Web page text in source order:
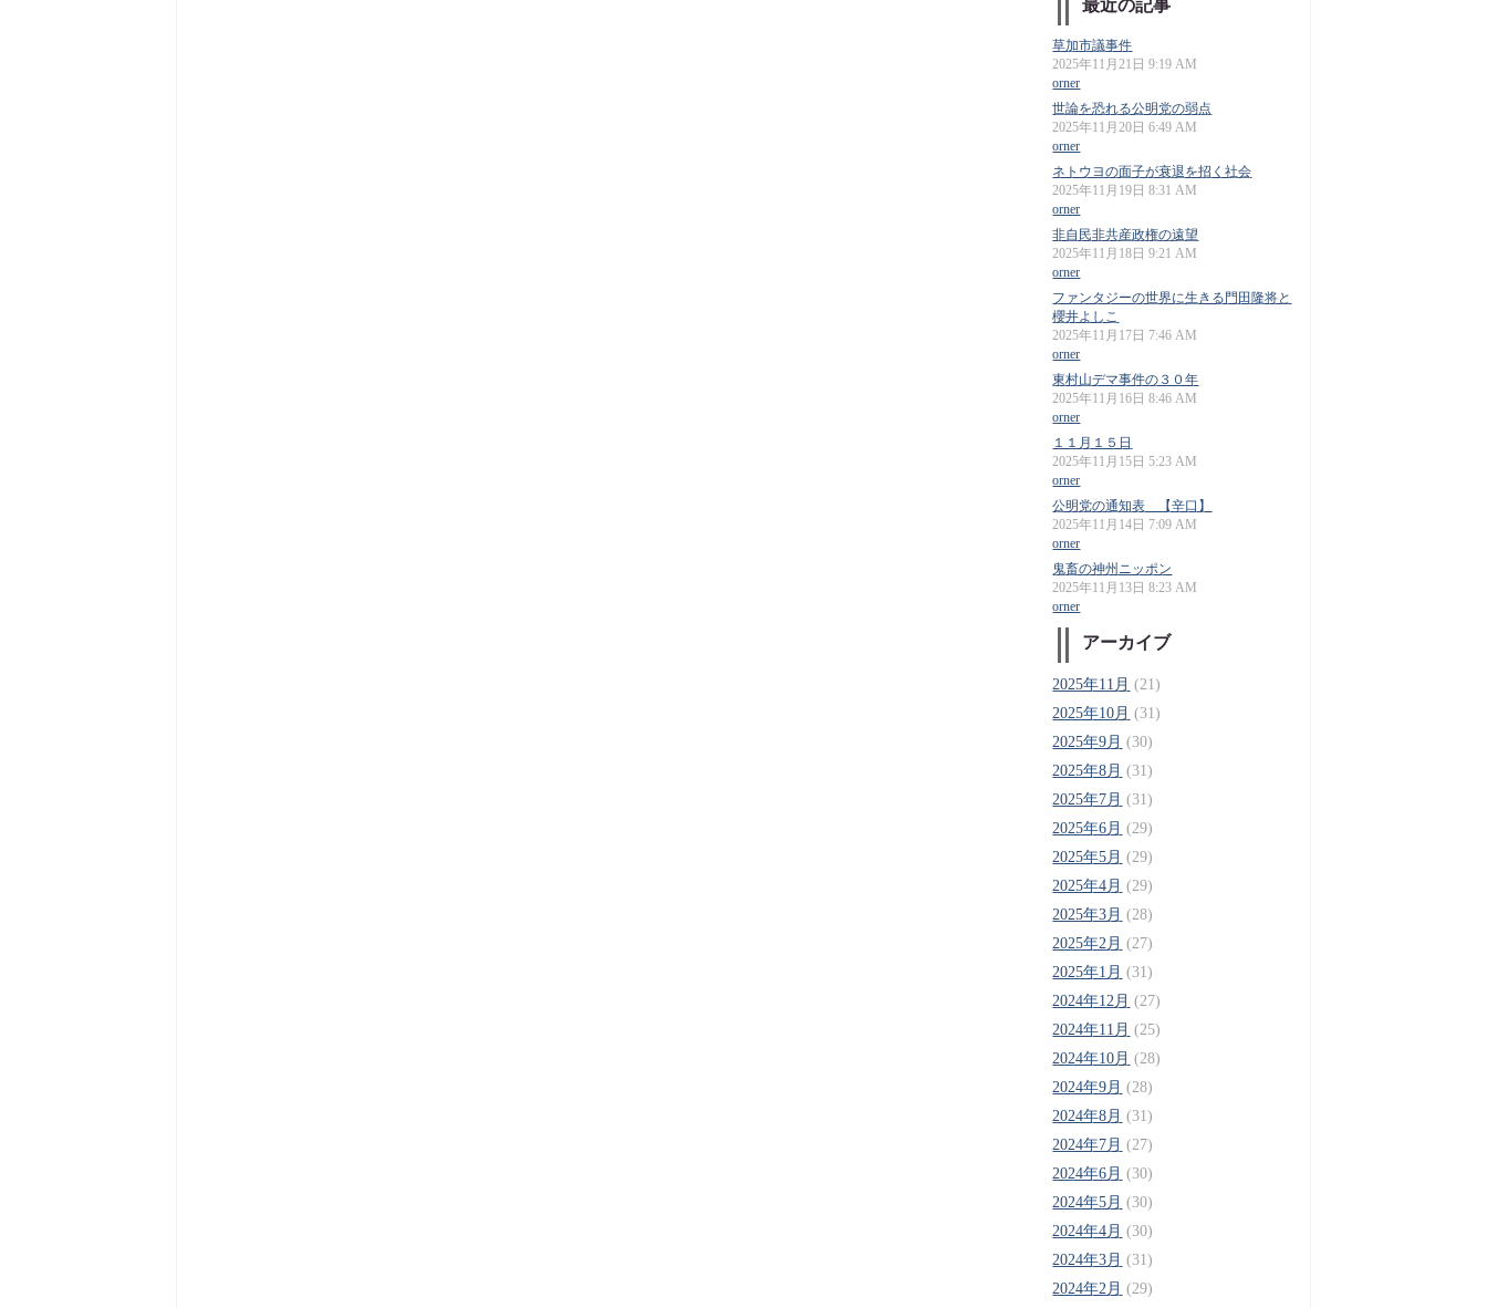
最近の記事
草加市議事件
2025年11月21日 9:19 AM
orner
世論を恐れる公明党の弱点
2025年11月20日 6:49 AM
orner
ネトウヨの面子が衰退を招く社会
2025年11月19日 8:31 AM
orner
非自民非共産政権の遠望
2025年11月18日 9:21 AM
orner
ファンタジーの世界に生きる門田隆将と
櫻井よしこ
2025年11月17日 7:46 AM
orner
東村山デマ事件の３０年
2025年11月16日 8:46 AM
orner
１１月１５日
2025年11月15日 5:23 AM
orner
公明党の通知表 【辛口】
2025年11月14日 7:09 AM
orner
鬼畜の神州ニッポン
2025年11月13日 8:23 AM
orner
アーカイブ
2025年11月 (21)
2025年10月 (31)
2025年9月 (30)
2025年8月 (31)
2025年7月 (31)
2025年6月 (29)
2025年5月 (29)
2025年4月 (29)
2025年3月 (28)
2025年2月 (27)
2025年1月 (31)
2024年12月 (27)
2024年11月 (25)
2024年10月 (28)
2024年9月 (28)
2024年8月 (31)
2024年7月 (27)
2024年6月 (30)
2024年5月 (30)
2024年4月 (30)
2024年3月 (31)
2024年2月 (29)